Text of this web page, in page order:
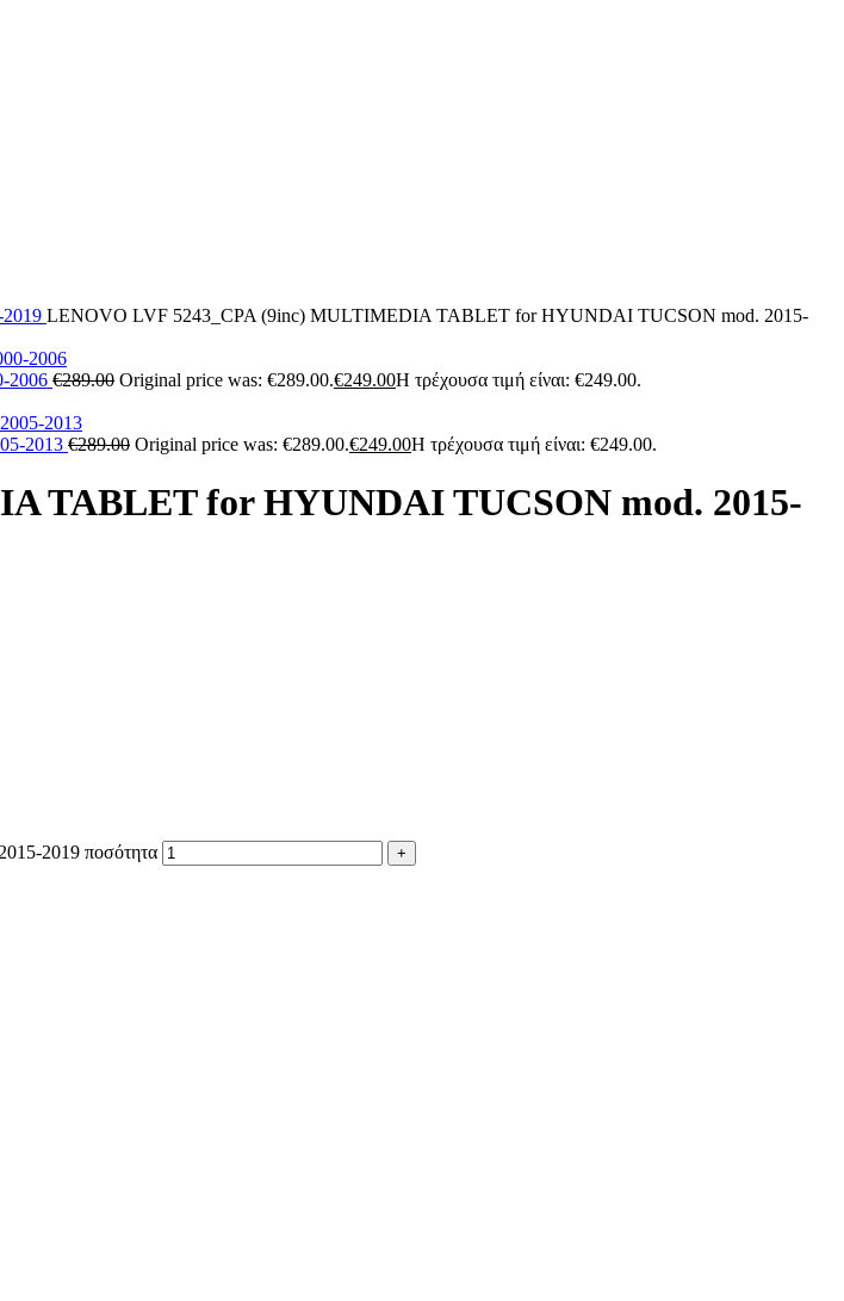
LENOVO LVF 5243_CPA (9inc) MULTIMEDIA TABLET for HYUNDAI TUCSON mod. 2015-
2006 €289.00 Original price was: €289.00.€249.00Η τρέχουσα τιμή είναι: €249.00.
2013 €289.00 Original price was: €289.00.€249.00Η τρέχουσα τιμή είναι: €249.00.
TABLET for HYUNDAI TUCSON mod. 2015-
2019 ποσότητα